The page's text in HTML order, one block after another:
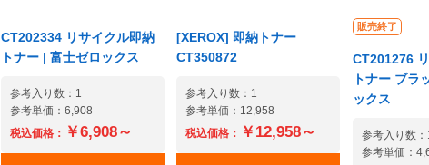
CT202334 リサイクル即納
トナー | 富士ゼロックス
参考入り数：1
参考単価：6,908
税込価格： ￥6,908～
[XEROX] 即納トナー
CT350872
参考入り数：1
参考単価：12,958
税込価格： ￥12,958～
販売終了
CT201276
トナー ブラ
ックス
参考入り数：
参考単価：